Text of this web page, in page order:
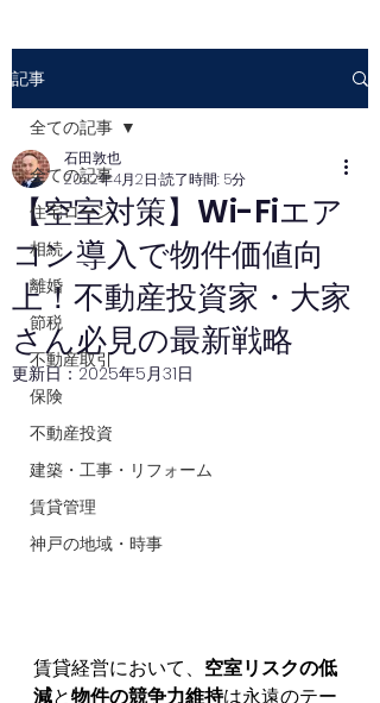
記事
全ての記事
住宅ローン
相続
離婚
節税
不動産取引
保険
不動産投資
建築・工事・リフォーム
賃貸管理
神戸の地域・時事
全ての記事
【空室対策】Wi-Fiエア
コン導入で物件価値向
上！不動産投資家・大家
さん必見の最新戦略
石田敦也
2022年4月2日 読了時間: 5分
更新日：2025年5月31日
賃貸経営において、 空室リスクの低
減と物件の競争力維持は永遠のテー